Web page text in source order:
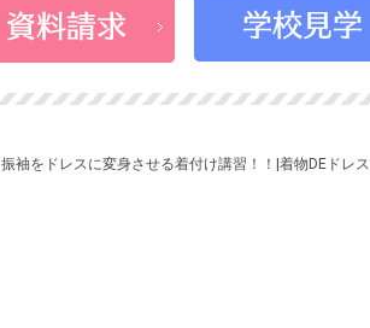
振袖をドレスに変身させる着付け講習！！|着物DEドレス